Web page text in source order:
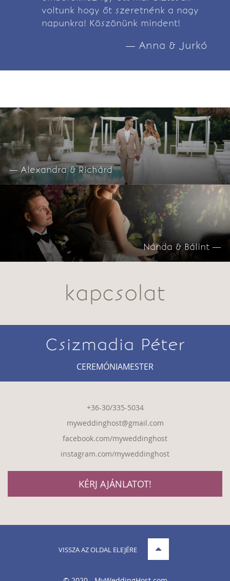
voltunk hogy őt szeretnénk a nagy
napunkra! Köszönünk mindent!
— Anna & Jurkó
— Alexandra & Richárd
Nánda & Bálint —
kapcsolat
Csizmadia Péter
CEREMÓNIAMESTER
+36-30/335-5034
myweddinghost@gmail.com
facebook.com/myweddinghost
instagram.com/myweddinghost
KÉRJ AJÁNLATOT!
VISSZA AZ OLDAL ELEJÉRE